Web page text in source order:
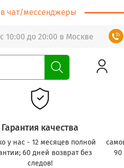
чат/мессенджеры
10:00 до 20:00 в Москве
Гарантия качества
у нас - 12 месяцев полной
60 дней возврат без
следов!
90